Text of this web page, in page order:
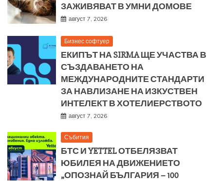
ЗАЖИВЯВАТ В УМНИ ДОМОВЕ
август 7, 2026
Бизнес софтуер
ЕКИПЪТ НА SIRMA ЩЕ УЧАСТВА В
СЪЗДАВАНЕТО НА
МЕЖДУНАРОДНИТЕ СТАНДАРТИ
ЗА НАВЛИЗАНЕ НА ИЗКУСТВЕН
ИНТЕЛЕКТ В ХОТЕЛИЕРСТВОТО
август 7, 2026
Събития
БТС И YETTEL ОТБЕЛЯЗВАТ
ЮБИЛЕЯ НА ДВИЖЕНИЕТО
„ОПОЗНАЙ БЪЛГАРИЯ – 100